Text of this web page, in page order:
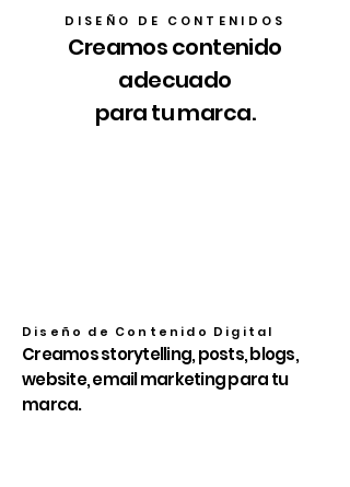
DISEÑO DE CONTENIDOS
Creamos contenido
adecuado
para tu marca.
Diseño de Contenido Digital
Creamos storytelling, posts, blogs,
website, email marketing para tu
marca.